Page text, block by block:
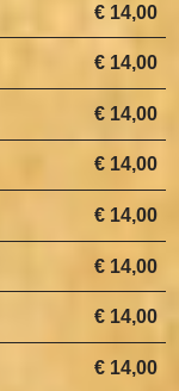
€ 14,00
€ 14,00
€ 14,00
€ 14,00
€ 14,00
€ 14,00
€ 14,00
€ 14,00